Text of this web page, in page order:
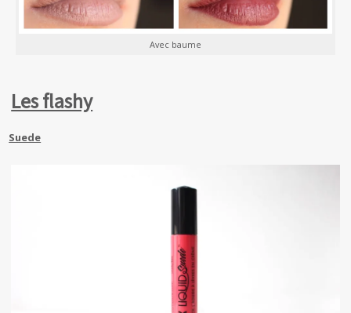
Avec baume
Les flashy
Suede